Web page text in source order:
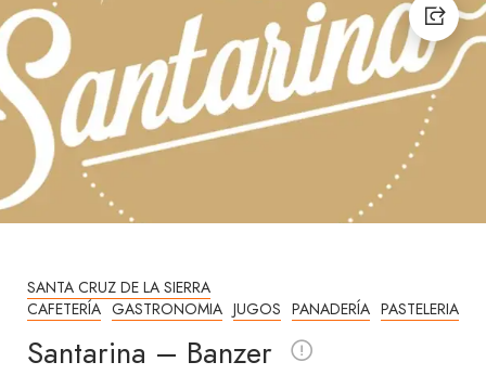
SANTA CRUZ DE LA SIERRA
CAFETERÍA GASTRONOMIA JUGOS PANADERÍA PASTELERIA
Santarina – Banzer